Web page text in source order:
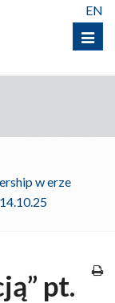
Menu
EN
w erze
pt.